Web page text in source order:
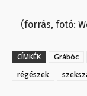
(forrás, fotó:
CÍMKÉK Grábóc
régészek